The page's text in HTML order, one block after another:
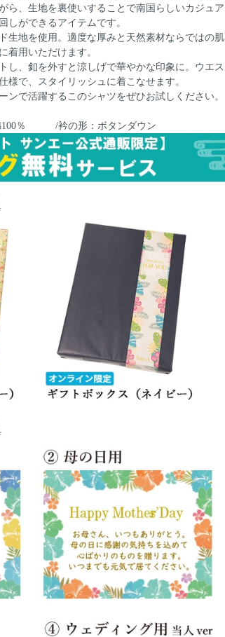
ら、生地を裏使いすることで南国らしいカジュア
しができるアイテムです。
生地を使用。適度な厚みと天然素材ならではの肌
着用いただけます。
し、釦を外すと涼しげで華やかな印象に。ウエス
様で、スタイリッシュに着こなせます。
ンで活躍するこのシャツをぜひお試しください。
100％ /衿の形：ボタンダウン